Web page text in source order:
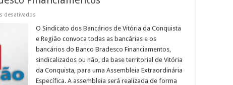
desativados
DE
Assembleia
sobre
a
aprovação
ACT
sobre
Jornada
O Sindicato dos Bancários de Vitória da Conquista
e Região convoca todas as bancárias e os
bancários do Banco Bradesco Financiamentos,
sindicalizados ou não, da base territorial de Vitória
da Conquista, para uma Assembleia Extraordinária
Específica. A assembleia será realizada de forma